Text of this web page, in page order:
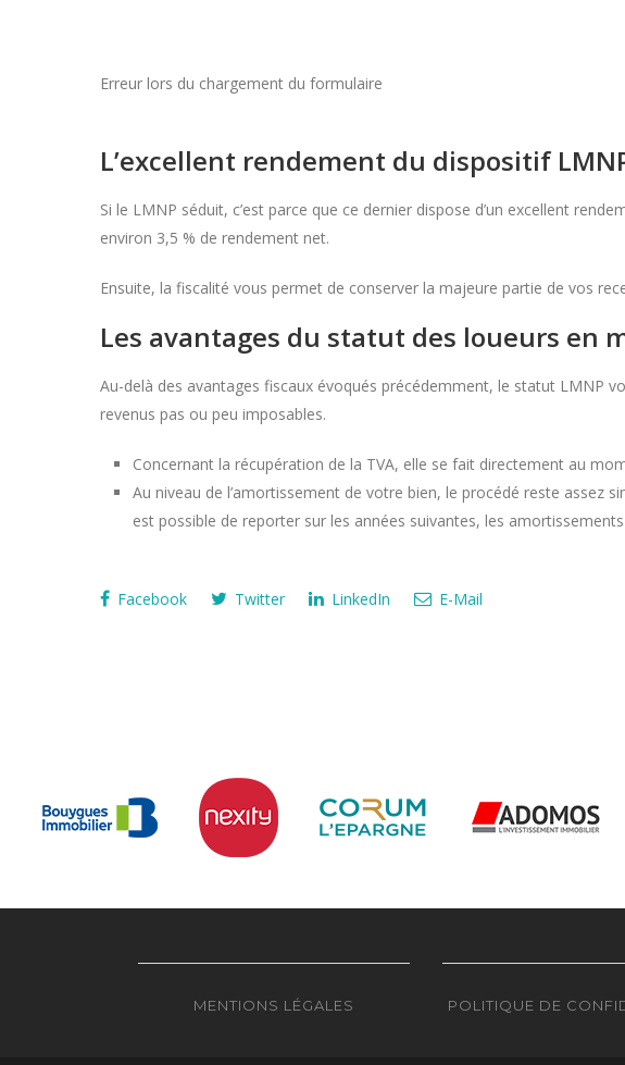
Erreur lors du chargement du formulaire
L’excellent rendement du dispositif
Si le LMNP séduit, c’est parce que ce dernier dispose d’un excellent
environ 3,5 % de rendement net.
Ensuite, la fiscalité vous permet de conserver la majeure partie de vos
Les avantages du statut des loueurs en
Au-delà des avantages fiscaux évoqués précédemment, le statut LMNP
revenus pas ou peu imposables.
Concernant la récupération de la TVA, elle se fait directement au
Au niveau de l’amortissement de votre bien, le procédé reste assez
est possible de reporter sur les années suivantes, les
Facebook Twitter LinkedIn E-Mail
MENTIONS LÉGALES POLITIQUE DE